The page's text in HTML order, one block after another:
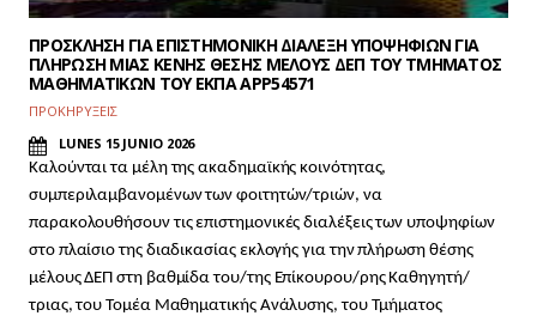
ΠΡΟΣΚΛΗΣΗ ΓΙΑ ΕΠΙΣΤΗΜΟΝΙΚΗ ΔΙΑΛΕΞΗ ΥΠΟΨΗΦΙΩΝ ΓΙΑ
ΠΛΗΡΩΣΗ ΜΙΑΣ ΚΕΝΗΣ ΘΕΣΗΣ ΜΕΛΟΥΣ ΔΕΠ ΤΟΥ ΤΜΗΜΑΤΟΣ
ΜΑΘΗΜΑΤΙΚΩΝ ΤΟΥ ΕΚΠΑ APP54571
ΠΡΟΚΗΡΥΞΕΙΣ
LUNES 15 JUNIO 2026
Καλούνται τα μέλη της ακαδημαϊκής κοινότητας,
συμπεριλαμβανομένων των φοιτητών/τριών, να
παρακολουθήσουν τις επιστημονικές διαλέξεις των υποψηφίων
στο πλαίσιο της διαδικασίας εκλογής για την πλήρωση θέσης
μέλους ΔΕΠστη βαθμίδα του/της Επίκουρου/ρης Καθηγητή/
τριας, του Τομέα Μαθηματικής Ανάλυσης, του Τμήματος